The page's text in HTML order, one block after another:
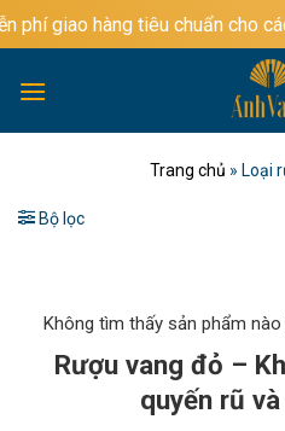
Bỏ
qua
dung
tiêu chuẩn cho các đơn hàng
Trang chủ » Loại
Bộ lọc
Không tìm thấy sản phẩm
Rượu vang đỏ –
quyến rũ